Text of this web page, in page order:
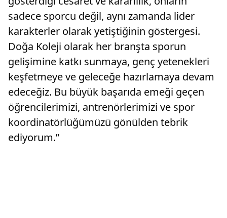
sadece sporcu değil, aynı zamanda lider
karakterler olarak yetiştiğinin göstergesi.
Doğa Koleji olarak her branşta sporun
gelişimine katkı sunmaya, genç yetenekleri
keşfetmeye ve geleceğe hazırlamaya devam
edeceğiz. Bu büyük başarıda emeği geçen
öğrencilerimizi, antrenörlerimizi ve spor
koordinatörlüğümüzü gönülden tebrik
ediyorum.”